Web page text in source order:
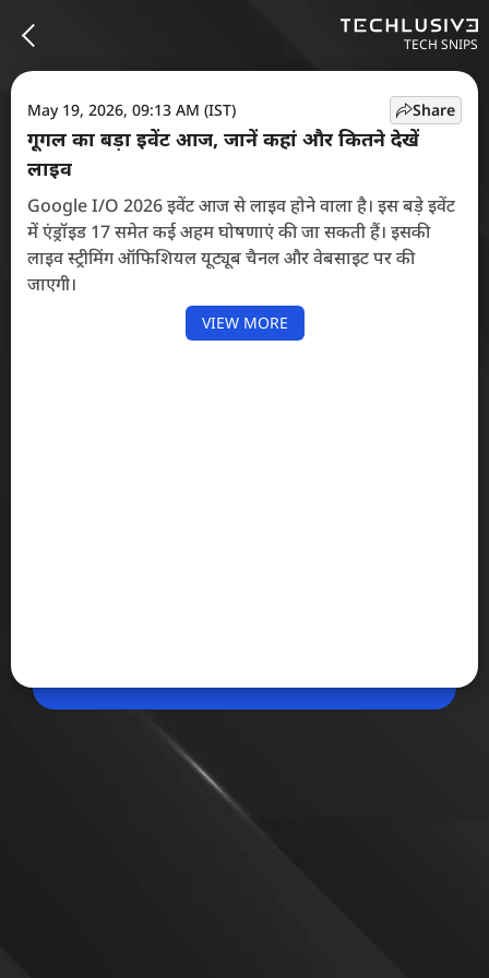
TECH SNIPS
May 19, 2026, 09:13 AM (IST)
गूगल का बड़ा इवेंट आज, जानें कहां और कितने देखें
लाइव
Google I/O 2026 इवेंट आज से लाइव होने वाला है। इस बड़े इवेंट
में एंड्रॉइड 17 समेत कई अहम घोषणाएं की जा सकती हैं। इसकी
लाइव स्ट्रीमिंग ऑफिशियल यूट्यूब चैनल और वेबसाइट पर की
जाएगी।
VIEW MORE
Share
May 18, 2026, 10:56 AM (IST)
अमेरिकी स्पेसक्राफ्ट समुद्र में ही क्यों उतरते हैं?
अंतरिक्ष मिशन में रॉकेट को लॉन्च करना जितना मुश्किल होता है,
उससे ज्यादा चुनौतीपूर्ण वापस लैंडिंग कराना भी होता है। आपने
Share